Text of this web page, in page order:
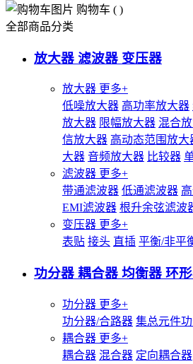
购物车 ( )
全部商品分类
放大器 滤波器 变压器
放大器 更多+
低噪放大器 高功率放大器
放大器 限幅放大器 混合
信放大器 高动态范围放大
大器 音频放大器 比较器
滤波器 更多+
带通滤波器 低通滤波器
EMI滤波器 根升余弦滤波
变压器 更多+
表贴 接头 直插 平衡/非平
功分器 耦合器 均衡器 环
功分器 更多+
功分器/合路器 集总元件
耦合器 更多+
耦合器 混合器 定向耦合器